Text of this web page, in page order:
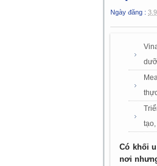
Ngày đăng :
Có khối
nơi